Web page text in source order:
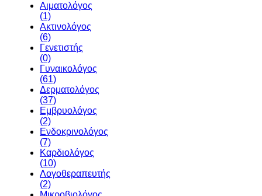
Αιματολόγος
(1)
Ακτινολόγος
(6)
Γενετιστής
(0)
Γυναικολόγος
(61)
Δερματολόγος
(37)
Εμβρυολόγος
(2)
Ενδοκρινολόγος
(7)
Καρδιολόγος
(10)
Λογοθεραπευτής
(2)